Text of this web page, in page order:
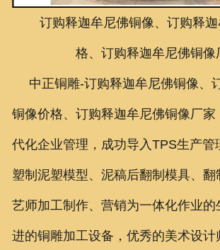
订购释迦牟尼佛铜像、订购释
格、订购释迦牟尼佛铜像
中正铜雕-订购释迦牟尼佛铜像、
铜像价格、 订购释迦牟尼佛铜像厂家
代化企业管理，成功导入TPS生产管
塑制泥塑模型、泥稿后翻制模具、翻
艺师加工制作、营销为一体化作业
进的铜雕加工设备，优秀的美术设